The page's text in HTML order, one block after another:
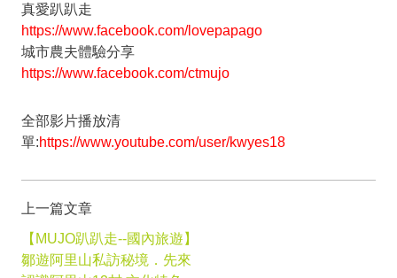
真愛趴趴走
https://www.facebook.com/lovepapago
城市農夫體驗分享
https://www.facebook.com/ctmujo
全部影片播放清
單:https://www.youtube.com/user/kwyes18
上一篇文章
【MUJO趴趴走--國內旅遊】
鄒遊阿里山私訪秘境．先來